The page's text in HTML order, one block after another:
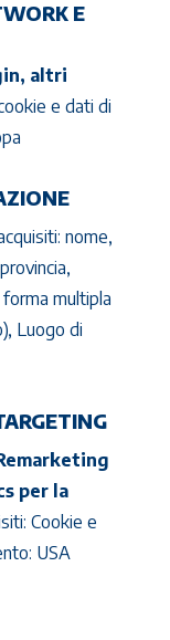
E
altri
e dati di
nome,
multipla
Luogo di
per la
Cookie e
USA